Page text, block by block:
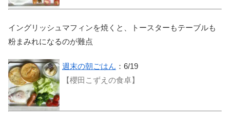
イングリッシュマフィンを焼くと、トースターもテーブルも
粉まみれになるのが難点
週末の朝ごはん ：6/19
【櫻田こずえの食卓】